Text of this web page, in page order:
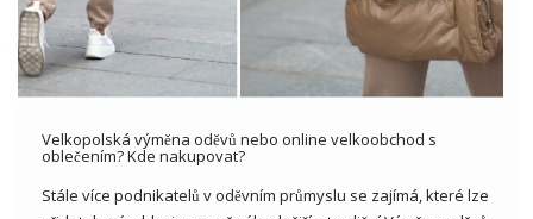
Velkopolská výměna oděvů nebo online velkoobchod s
oblečením? Kde nakupovat?
Stále více podnikatelů v oděvním průmyslu se zajímá, které lze